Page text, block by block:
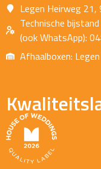
Legen Heirweg 21,
Technische
(ook WhatsApp):
Afhaalboxen: